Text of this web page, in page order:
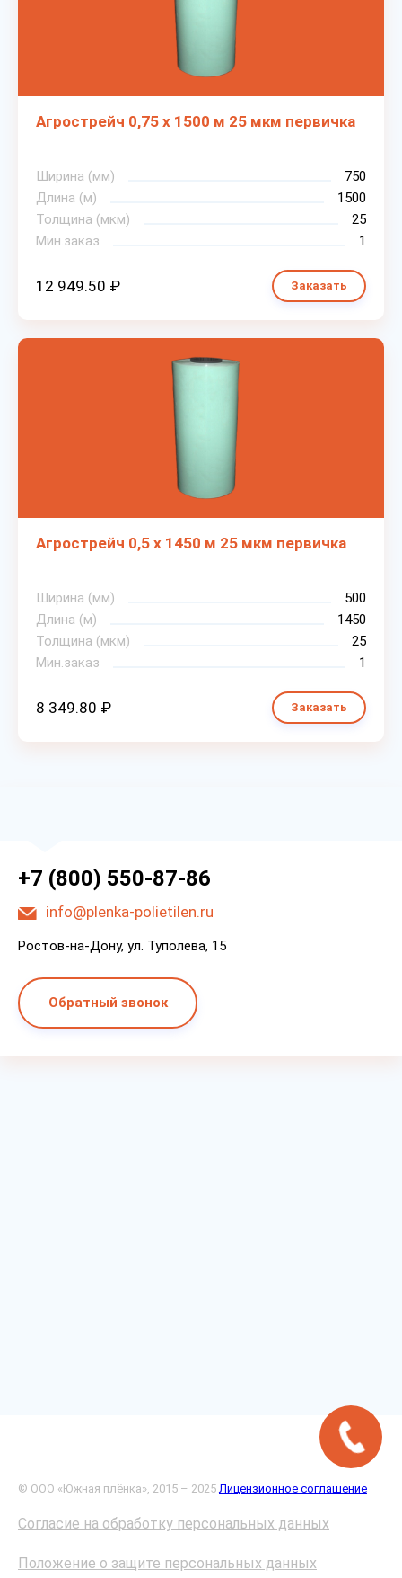
Агрострейч 0,75 х 1500 м 25 мкм первичка
Ширина (мм)
750
Длина (м)
1500
Толщина (мкм)
25
Мин.заказ
1
12 949.50 ₽ Заказать
Агрострейч 0,5 х 1450 м 25 мкм первичка
Ширина (мм)
500
Длина (м)
1450
Толщина (мкм)
25
Мин.заказ
1
8 349.80 ₽ Заказать
+7 (800) 550-87-86
info@plenka-polietilen.ru
Ростов-на-Дону, ул. Туполева, 15
Обратный звонок
© ООО «Южная плёнка», 2015 – 2025 Лицензионное соглашение
Согласие на обработку персональных данных
Положение о защите персональных данных